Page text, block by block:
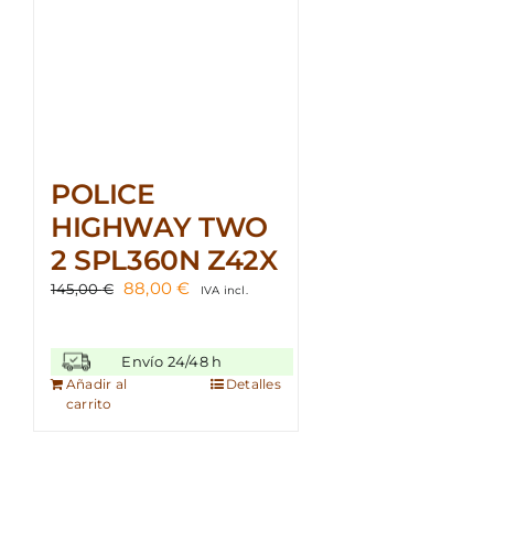
POLICE
HIGHWAY TWO
2 SPL360N Z42X
145,00€ El
era:
145,00 €.
88,00€El
es:
88,00 €.
IVA incl.
Envío 24/48 h
Añadir al
carrito
Detalles